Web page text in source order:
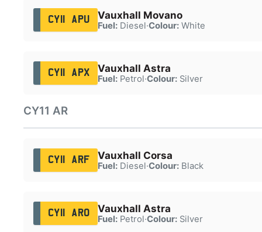
CY11 APU Vauxhall Movano
Fuel:Diesel·Colour:White
CY11 APX Vauxhall Astra
Fuel:Petrol·Colour:Silver
CY11 AR
CY11 ARF Vauxhall Corsa
Fuel:Diesel·Colour:Black
CY11 ARO Vauxhall Astra
Fuel:Petrol·Colour:Silver